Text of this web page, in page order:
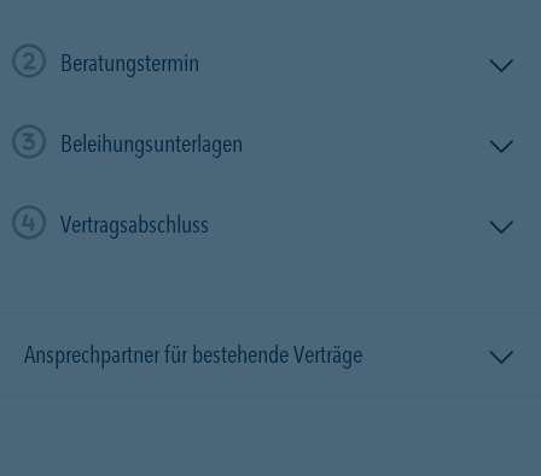
Beratungstermin
Beleihungsunterlagen
Vertragsabschluss
Ansprechpartner für bestehende Verträge